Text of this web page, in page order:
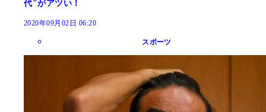
代"がアツい！
2020年09月02日 06:20
スポーツ